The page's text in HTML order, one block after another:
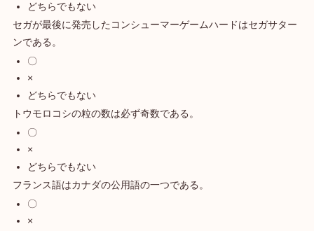
どちらでもない
セガが最後に発売したコンシューマーゲームハードはセガサター
ンである。
〇
×
どちらでもない
トウモロコシの粒の数は必ず奇数である。
〇
×
どちらでもない
フランス語はカナダの公用語の一つである。
〇
×